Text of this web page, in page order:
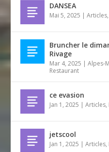
DANSEA
Mai 5, 2025 |Articles,
Bruncher le
Rivage
Mar 4, 2025 |Alpes-
Restaurant
ce evasion
Jan 1, 2025 |Articles,
jetscool
Jan 1, 2025 |Articles,